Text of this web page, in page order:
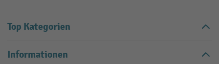
Top Kategorien
Informationen